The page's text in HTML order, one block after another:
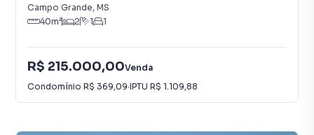
Campo Grande, MS
40m² 2 1 1
R$ 215.000,00Venda
Condomínio R$ 369,09·IPTU R$ 1.109,88